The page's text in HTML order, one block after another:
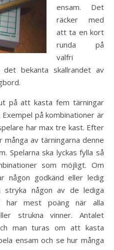
ensam. Det
räcker med
att ta en kort
runda på
valfri
bekanta skallrandet av
på att kasta fem tärningar
på kombinationer är
har max tre kast. Efter
av tärningarna denne
Spelarna ska lyckas fylla så
som möjligt. Om
någon godkänd eller ledig
stryka någon av de lediga
har mest poäng när alla
strukna vinner. Antalet
man turas om att kasta
ensam och se hur många